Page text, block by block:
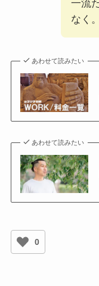
一流
なく。
あわせて読みたい
あわせて読みたい
0